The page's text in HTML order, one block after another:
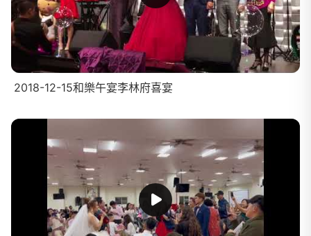
2018-12-15和樂午宴李林府喜宴